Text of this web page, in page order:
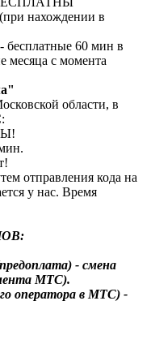
нахождении в
бесплатные 60 мин в
месяца с момента
области, в
отправления кода на
у нас. Время
- смена
МТС).
оператора в МТС) -